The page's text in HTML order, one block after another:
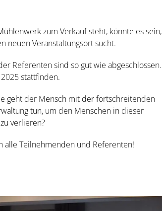
zum Verkauf steht, könnte es sein,
neuen Veranstaltungsort sucht.
Referenten sind so gut wie abgeschlossen.
stattfinden.
geht der Mensch mit der fortschreitenden
tun, um den Menschen in dieser
verlieren?
alle Teilnehmenden und Referenten!